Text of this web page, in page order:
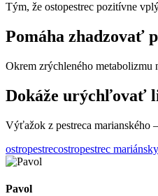
Tým, že ostopestrec pozitívne
Pomáha zhadzovať
Okrem zrýchleného metabolizmu
Dokáže urýchľovať
Výťažok z pestreca marianského
ostropestrecostropestrec mariánsky
Pavol